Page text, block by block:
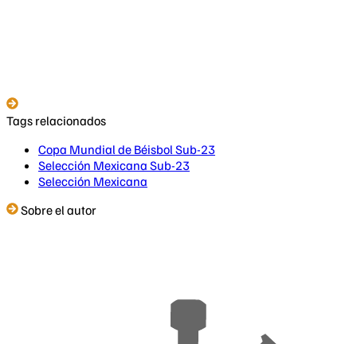
Tags relacionados
Copa Mundial de Béisbol Sub-23
Selección Mexicana Sub-23
Selección Mexicana
Sobre el autor